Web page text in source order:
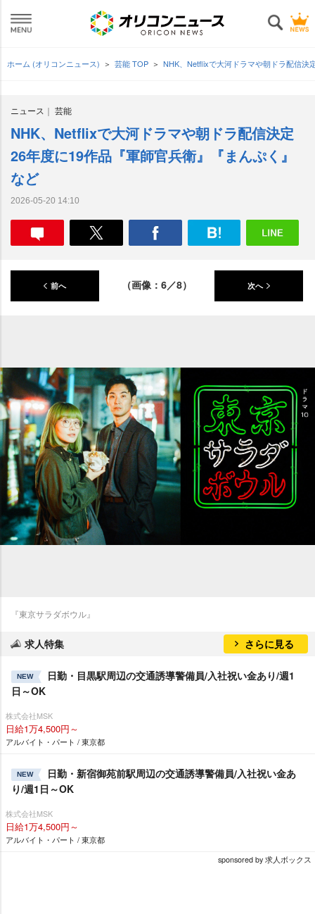
ホーム (オリコンニュース) 芸能 TOP NHK、Netflixで大河ドラマや朝ドラ配信
ニュース 芸能
NHK、Netflixで大河ドラマや朝ドラ配信決定
26年度に19作品『軍師官兵衛』『まんぷく』
など
2026-05-20 14:10
前へ （画像：6／8） 次へ
『東京サラダボウル』
求人特集 さらに見る
NEW
日勤・目黒駅周辺の交通誘導警備員/入社祝い金あり/週1
日～OK
株式会社MSK
日給1万4,500円～
アルバイト・パート / 東京都
NEW
日勤・新宿御苑前駅周辺の交通誘導警備員/入社祝い金あ
り/週1日～OK
株式会社MSK
日給1万4,500円～
アルバイト・パート / 東京都
sponsored by 求人ボックス